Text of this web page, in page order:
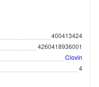
400413424
4260418936001
Clovin
4